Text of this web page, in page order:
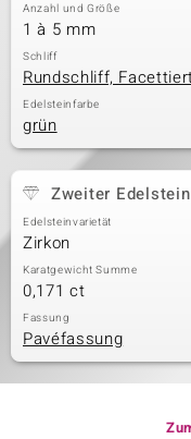
Anzahl und Größe
1 à 5 mm
Schliff
Rundschliff,
Edelsteinfarbe
grün
Zweiter Edelstein
Edelsteinvarietät
Zirkon
Karatgewicht Summe
0,171 ct
Fassung
Pavéfassung